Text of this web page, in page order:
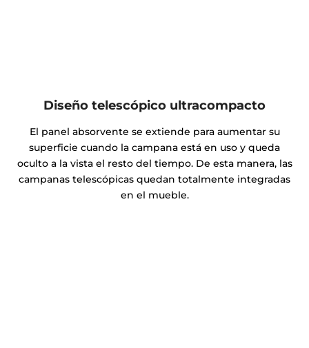
Diseño telescópico ultracompacto
El panel absorvente se extiende para aumentar su
superficie cuando la campana está en uso y queda
oculto a la vista el resto del tiempo. De esta manera, las
campanas telescópicas quedan totalmente integradas
en el mueble.